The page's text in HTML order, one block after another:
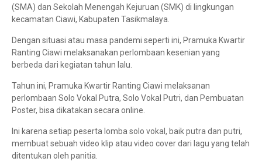
(SMA) dan Sekolah Menengah Kejuruan (SMK) di lingkungan
kecamatan Ciawi, Kabupaten Tasikmalaya.
Dengan situasi atau masa pandemi seperti ini, Pramuka Kwartir
Ranting Ciawi melaksanakan perlombaan kesenian yang
berbeda dari kegiatan tahun lalu.
Tahun ini, Pramuka Kwartir Ranting Ciawi melaksanan
perlombaan Solo Vokal Putra, Solo Vokal Putri, dan Pembuatan
Poster, bisa dikatakan secara online.
Ini karena setiap peserta lomba solo vokal, baik putra dan putri,
membuat sebuah video klip atau video cover dari lagu yang telah
ditentukan oleh panitia.